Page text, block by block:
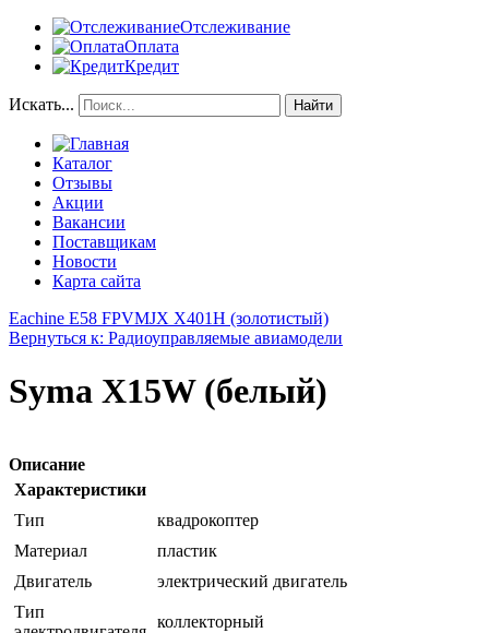
Отслеживание
Оплата
Кредит
Искать... Найти
Каталог
Отзывы
Акции
Вакансии
Поставщикам
Новости
Карта сайта
Eachine E58 FPVMJX X401H (золотистый)
Вернуться к: Радиоуправляемые авиамодели
Syma X15W (белый)
Описание
Характеристики
Тип
квадрокоптер
Материал
пластик
Двигатель
электрический двигатель
Тип
коллекторный